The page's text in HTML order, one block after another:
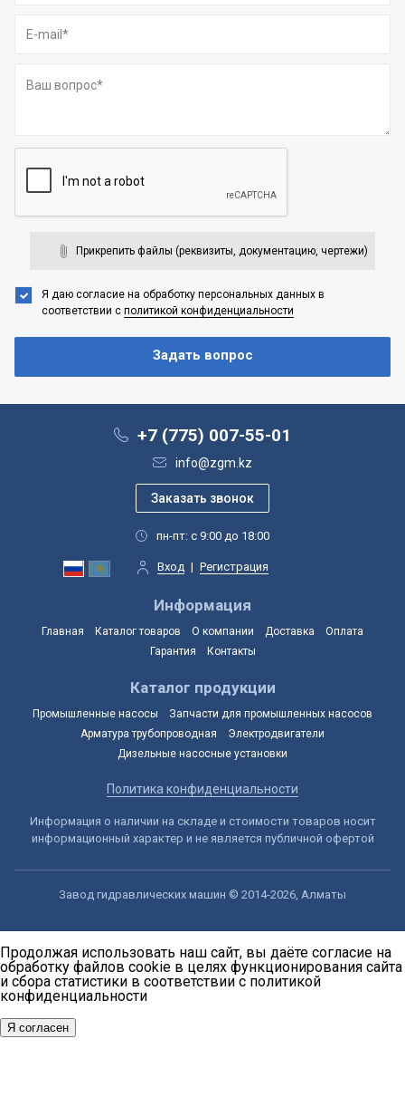
Прикрепить файлы (реквизиты, документацию, чертежи)
Я даю согласие на обработку персональных данных в
соответствии с политикой конфиденциальности
+7 (775) 007-55-01
info@zgm.kz
пн-пт: с 9:00 до 18:00
Вход | Регистрация
Информация
Главная Каталог товаров О компании Доставка
Оплата
Гарантия
Контакты
Каталог продукции
Промышленные насосы
Запчасти для промышленных насосов
Арматура трубопроводная
Электродвигатели
Дизельные насосные установки
Политика конфиденциальности
Информация о наличии на складе и стоимости товаров носит
информационный характер и не является публичной офертой
Завод гидравлических машин © 2014-2026, Алматы
Продолжая использовать наш сайт, вы даёте согласие на
обработку файлов cookie в целях функционирования сайта
и сбора статистики в соответствии с политикой
конфиденциальности
Я согласен